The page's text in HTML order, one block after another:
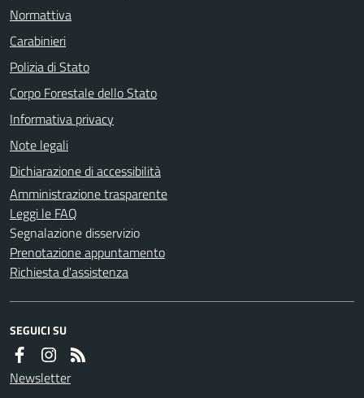
Normattiva
Carabinieri
Polizia di Stato
Corpo Forestale dello Stato
Informativa privacy
Note legali
Dichiarazione di accessibilità
Amministrazione trasparente
Leggi le FAQ
Segnalazione disservizio
Prenotazione appuntamento
Richiesta d'assistenza
SEGUICI SU
Newsletter